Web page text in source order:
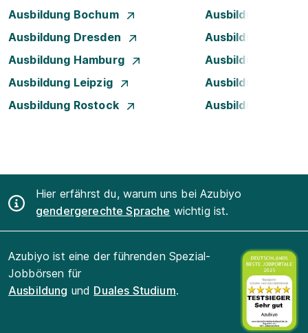
Ausbildung Bochum
Ausbildung Bonn
Ausbildung Dresden
Ausbildung
Ausbildung Hamburg
Ausbildung
Ausbildung Leipzig
Ausbildung
Ausbildung Rostock
Ausbildung
Hier erfährst du, warum uns bei Azubiyo
gendergerechte Sprache wichtig ist.
Azubiyo ist eine der führenden Spezial-
Jobbörsen für
Ausbildung und Duales Studium.